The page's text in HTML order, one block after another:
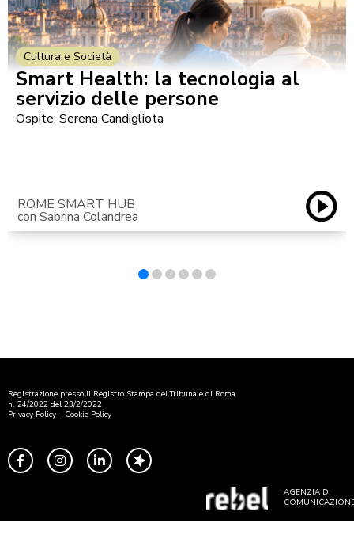
Cultura e Società
Smart Health: la tecnologia al
servizio delle persone
Ospite: Serena Candigliota
ROME SMART HUB
con Sabrina Colandrea
Registrazione presso il Registro Stampa del Tribunale di Roma
n. 24/2022 del 23/2/2022
Privacy Policy – Cookie Policy
AGENZIA DI